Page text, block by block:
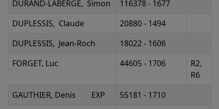
DURAND-LABERGE, Simon
116378 - 1677
DUPLESSIS, Claude
20880 - 1494
DUPLESSIS, Jean-Roch
18022 - 1606
FORGET, Luc
44605 - 1706
R2,
R6
GAUTHIER, Denis EXP
55181 - 1710